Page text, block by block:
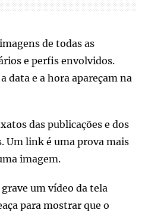
de todas as
e perfis envolvidos.
data e a hora apareçam na
das publicações e dos
Um link é uma prova mais
imagem.
um vídeo da tela
para mostrar que o